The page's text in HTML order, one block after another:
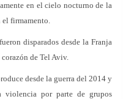
en el cielo nocturno de la
el firmamento.
disparados desde la Franja
de Tel Aviv.
desde la guerra del 2014 y
violencia por parte de grupos